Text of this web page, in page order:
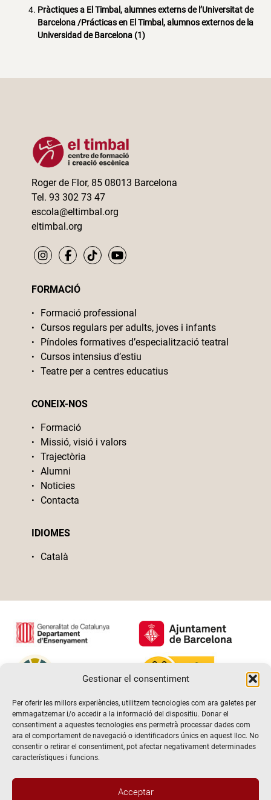
Gestionar el consentiment
Per oferir les millors experiències, utilitzem tecnologies com ara galetes per
emmagatzemar i/o accedir a la informació del dispositiu. Donar el
consentiment a aquestes tecnologies ens permetrà processar dades com
ara el comportament de navegació o identificadors únics en aquest lloc. No
consentir o retirar el consentiment, pot afectar negativament determinades
característiques i funcions.
Acceptar
Pràctiques a El Timbal, alumnes externs de l’Universitat de
Barcelona /Prácticas en El Timbal, alumnos externos de la
Universidad de Barcelona (1)
Roger de Flor, 85 08013 Barcelona
Tel. 93 302 73 47
escola@eltimbal.org
eltimbal.org
FORMACIÓ
Formació professional
Cursos regulars per adults, joves i infants
Píndoles formatives d’especialització teatral
Cursos intensius d’estiu
Teatre per a centres educatius
CONEIX-NOS
Formació
Missió, visió i valors
Trajectòria
Alumni
Noticies
Contacta
IDIOMES
Català